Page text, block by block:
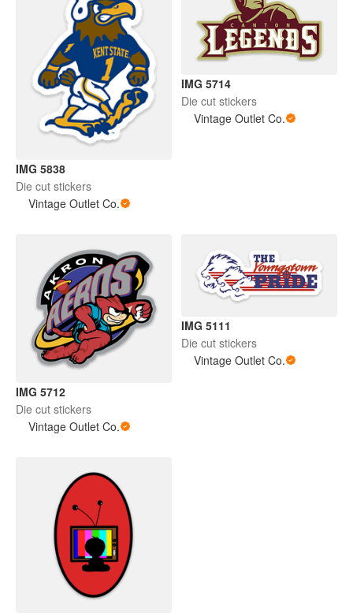
IMG 5838
Die cut stickers
Vintage Outlet Co.
IMG 5714
Die cut stickers
Vintage Outlet Co.
IMG 5712
Die cut stickers
Vintage Outlet Co.
IMG 5111
Die cut stickers
Vintage Outlet Co.